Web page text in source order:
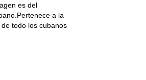
es del
a la
todo los cubanos